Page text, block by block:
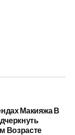
Макияжа В
Возрасте